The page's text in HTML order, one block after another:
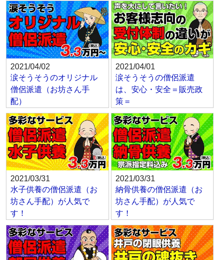
2021/04/02
涙そうそうのオリジナル
僧侶派遣（お坊さん手
配）
2021/04/01
涙そうそうの僧侶派遣
は、安心・安全＝販売政
策＝
2021/03/31
水子供養の僧侶派遣（お
坊さん手配）が人気で
す！
2021/03/31
納骨供養の僧侶派遣（お
坊さん手配）が人気で
す！